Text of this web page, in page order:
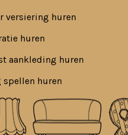
versiering huren
huren
aankleding huren
spellen huren